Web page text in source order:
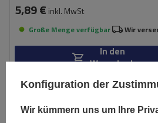
5,89 € inkl. MwSt
Große Menge verfügbar Wir
In den
Warenkorb
Länge:
160 cm
Breite:
85 cm
Konfiguration der
Wir kümmern uns um Ihre